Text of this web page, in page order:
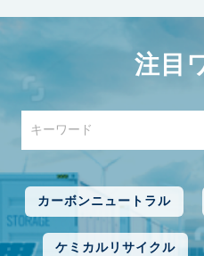
注目
カーボンニュートラル
ケミカルリサイクル